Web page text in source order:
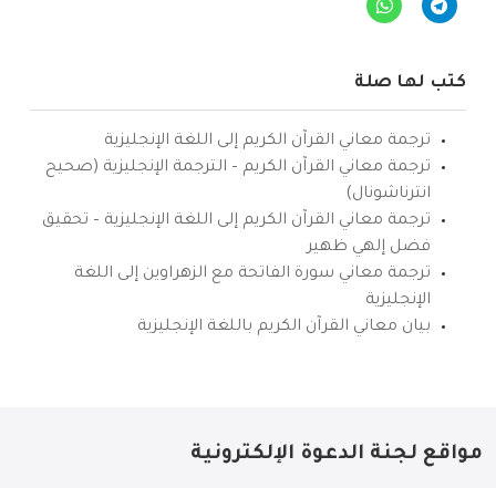
كتب لها صلة
ترجمة معاني القرآن الكريم إلى اللغة الإنجليزية
ترجمة معاني القرآن الكريم – الترجمة الإنجليزية (صحيح
انترناشونال)
ترجمة معاني القرآن الكريم إلى اللغة الإنجليزية – تحقيق
فضل إلهي ظهير
ترجمة معاني سورة الفاتحة مع الزهراوين إلى اللغة
الإنجليزية
بيان معاني القرآن الكريم باللغة الإنجليزية
مواقع لجنة الدعوة الإلكترونية